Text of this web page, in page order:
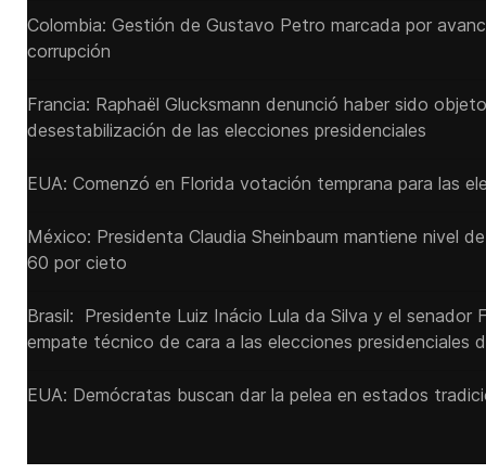
Colombia: Gestión de Gustavo Petro marcada por
corrupción
Francia: Raphaël Glucksmann denunció haber sido
desestabilización de las elecciones presidenciales
EUA: Comenzó en Florida votación temprana para las
México: Presidenta Claudia Sheinbaum mantiene nivel
60 por cieto
Brasil: Presidente Luiz Inácio Lula da Silva y el senador
empate técnico de cara a las ‌elecciones presidenciales
EUA: Demócratas buscan dar la pelea en estados